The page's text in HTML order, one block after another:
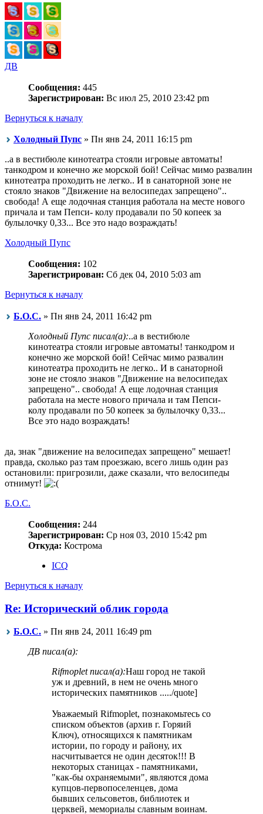
ДВ
Сообщения: 445
Зарегистрирован: Вс июл 25, 2010 23:42 pm
Вернуться к началу
Холодный Пупс » Пн янв 24, 2011 16:15 pm
..а в вестибюле кинотеатра стояли игровые автоматы!
танкодром и конечно же морской бой! Сейчас мимо развалин
кинотеатра проходить не легко.. И в санаторной зоне не
стояло знаков "Движение на велосипедах запрещено"..
свобода! А еще лодочная станция работала на месте нового
причала и там Пепси- колу продавали по 50 копеек за
булылочку 0,33... Все это надо возраждать!
Холодный Пупс
Сообщения: 102
Зарегистрирован: Сб дек 04, 2010 5:03 am
Вернуться к началу
Б.О.С. » Пн янв 24, 2011 16:42 pm
Холодный Пупс писал(а):..а в вестибюле
кинотеатра стояли игровые автоматы! танкодром и
конечно же морской бой! Сейчас мимо развалин
кинотеатра проходить не легко.. И в санаторной
зоне не стояло знаков "Движение на велосипедах
запрещено".. свобода! А еще лодочная станция
работала на месте нового причала и там Пепси-
колу продавали по 50 копеек за булылочку 0,33...
Все это надо возраждать!
да, знак "движение на велосипедах запрещено" мешает!
правда, сколько раз там проезжаю, всего лишь один раз
остановили: пригрозили, даже сказали, что велосипеды
отнимут!
Б.О.С.
Сообщения: 244
Зарегистрирован: Ср ноя 03, 2010 15:42 pm
Откуда: Кострома
ICQ
Вернуться к началу
Re: Исторический облик города
Б.О.С. » Пн янв 24, 2011 16:49 pm
ДВ писал(а):
Rifmoplet писал(а):Наш город не такой
уж и древний, в нем не очень много
исторических памятников ...../quote]
Уважаемый Rifmoplet, познакомьтесь со
списком объектов (архив г. Горяий
Ключ), относящихся к памятникам
истории, по городу и району, их
насчитывается не один десяток!!! В
некоторых станицах - памятниками,
"как-бы охраняемыми", являются дома
купцов-первопоселенцев, дома
бывших сельсоветов, библиотек и
церквей, мемориалы славным воинам.